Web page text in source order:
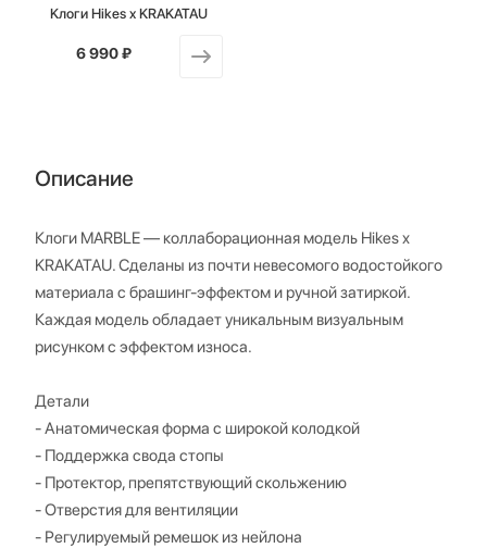
Kлоги Hikes x KRAKATAU
от
6 990 ₽
Описание
Клоги MARBLE — коллаборационная модель Hikes x
KRAKATAU. Сделаны из почти невесомого водостойкого
материала с брашинг-эффектом и ручной затиркой.
Каждая модель обладает уникальным визуальным
рисунком с эффектом износа.
Детали
- Анатомическая форма с широкой колодкой
- Поддержка свода стопы
- Протектор, препятствующий скольжению
- Отверстия для вентиляции
- Регулируемый ремешок из нейлона